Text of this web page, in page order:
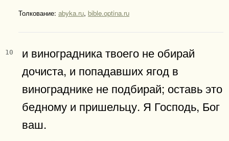
Толкование: abyka.ru, bible.optina.ru
10
и виноградника твоего не обирай
дочиста, и попадавших ягод в
винограднике не подбирай; оставь это
бедному и пришельцу. Я Господь, Бог
ваш.